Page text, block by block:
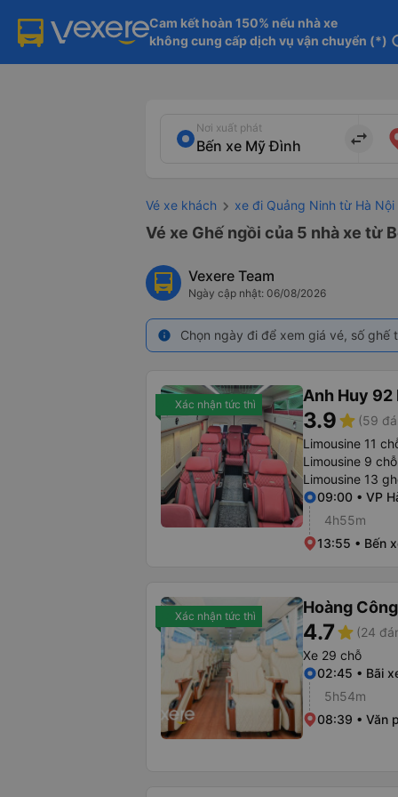
Cam kết hoàn 150% nếu nhà xe
không cung cấp dịch vụ vận chuyển (*)
Nơi xuất phát
import_export
Vé xe khách xe đi Quảng Ninh từ Hà Nội
Vé xe Ghế ngồi của 5 nhà xe từ
Vexere Team
Ngày cập nhật: 06/08/2026
info Chọn ngày đi để xem giá vé, số
Xác nhận tức thì Anh Huy 92
3.9star (59
Limousine 11
Limousine 9 chỗ
Limousine 13
09:00 • VP
4h55m
13:55 • Bến
Xác nhận tức thì Hoàng Công
4.7star (24
Xe 29 chỗ
02:45 • Bãi
5h54m
08:39 • Văn